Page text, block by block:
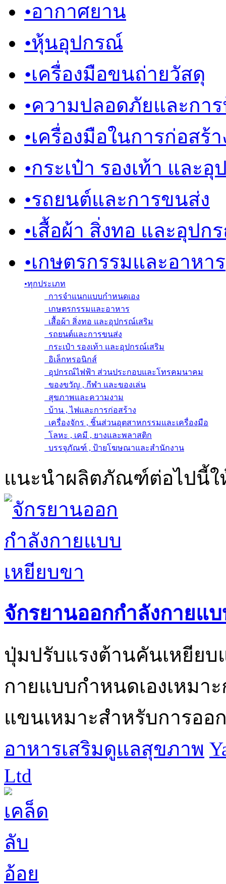
•อากาศยาน
•หุ้นอุปกรณ์
•เครื่องมือขนถ่ายวัสดุ
•ความปลอดภัยและกา
•เครื่องมือในการก่อสร้า
•กระเป๋า รองเท้า และ
•รถยนต์และการขนส่ง
•เสื้อผ้า สิ่งทอ และอุปก
•เกษตรกรรมและอาหาร
•ทุกประเภท
การจำแนกแบบกำหนดเอง
เกษตรกรรมและอาหาร
เสื้อผ้า สิ่งทอ และอุปกรณ์เสริม
รถยนต์และการขนส่ง
กระเป๋า รองเท้า และอุปกรณ์เสริม
อิเล็กทรอนิกส์
อุปกรณ์ไฟฟ้า ส่วนประกอบและโทรคมนาคม
ของขวัญ , กีฬา และของเล่น
สุขภาพและความงาม
บ้าน , ไฟและการก่อสร้าง
เครื่องจักร , ชิ้นส่วนอุตสาหกรรมและเครื่องมือ
โลหะ , เคมี , ยางและพลาสติก
บรรจุภัณฑ์ , ป้ายโฆษณาและสำนักงาน
แนะนำผลิตภัณฑ์ต่อไปนี้
จักรยานออกกำลังกายแ
ปุ่มปรับแรงต้านคันเหยีย
กายแบบกำหนดเองเหมา
แขนเหมาะสำหรับการออ
อาหารเสริมดูแลสุขภาพ
Ltd